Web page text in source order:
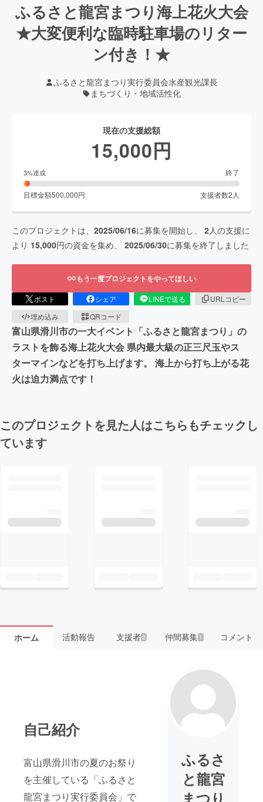
ふるさと龍宮まつり海上花火大会
★大変便利な臨時駐車場のリター
ン付き！★
ふるさと龍宮まつり実行委員会水産観光課長
まちづくり・地域活性化
現在の支援総額
15,000円
3%達成 終了
目標金額500,000円 支援者数2人
このプロジェクトは、 2025/06/16に募集を開始し、 2人の支援に
より 15,000円の資金を集め、 2025/06/30に募集を終了しました
もう一度プロジェクトをやってほしい
ポスト シェア LINEで送る
URLコピー
埋め込み
QRコード
富山県滑川市の一大イベント「ふるさと龍宮まつり」の
ラストを飾る海上花火大会 県内最大級の正三尺玉やス
ターマインなどを打ち上げます。 海上から打ち上がる花
火は迫力満点です！
このプロジェクトを見た人はこちらもチェックし
ています
ホーム 活動報告 支援者 2 仲間募集 1 コメント
自己紹介
富山県滑川市の夏のお祭り
を主催している「ふるさと
龍宮まつり実行委員会」で
ふるさ
と龍宮
まつり